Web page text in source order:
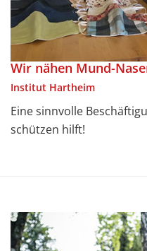
Wir nähen Mund-
Institut Hartheim
Eine sinnvolle
schützen hilft!